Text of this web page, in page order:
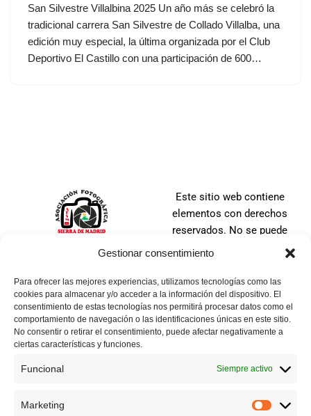
Gestionar consentimiento
Para ofrecer las mejores experiencias, utilizamos tecnologías como las
cookies para almacenar y/o acceder a la información del dispositivo. El
consentimiento de estas tecnologías nos permitirá procesar datos como el
comportamiento de navegación o las identificaciones únicas en este sitio.
No consentir o retirar el consentimiento, puede afectar negativamente a
ciertas características y funciones.
Funcional Siempre activo
Marketing
San Silvestre Villalbina 2025 Un año más se celebró la
tradicional carrera San Silvestre de Collado Villalba, una
edición muy especial, la última organizada por el Club
Deportivo El Castillo con una participación de 600…
Este sitio web contiene
elementos con derechos
reservados. No se puede
distribuir, copiar, publicar o
imágenes que en ella se
contienen, ya sea en todo o
en parte. No se puede tomar
una imagen, ni manipular,
cualquier parte de la misma.
los derechos reservados ya